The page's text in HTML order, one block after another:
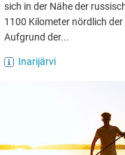
sich in der Nähe der
1100 Kilometer nördlich
Aufgrund der...
Inarijärvi